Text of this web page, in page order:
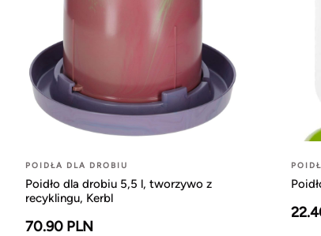
POIDŁA DLA DROBIU
Poidło dla drobiu 5,5 l, tworzywo z
recyklingu, Kerbl
70.90 PLN